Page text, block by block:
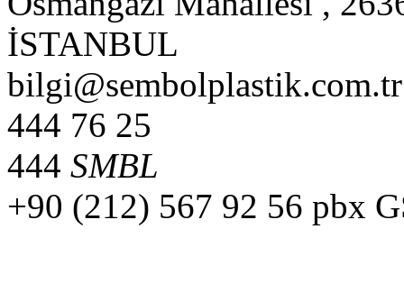
İSTANBUL
bilgi@sembolplastik.com.tr
444 76 25
444 SMBL
+90 (212) 567 92 56 pbx